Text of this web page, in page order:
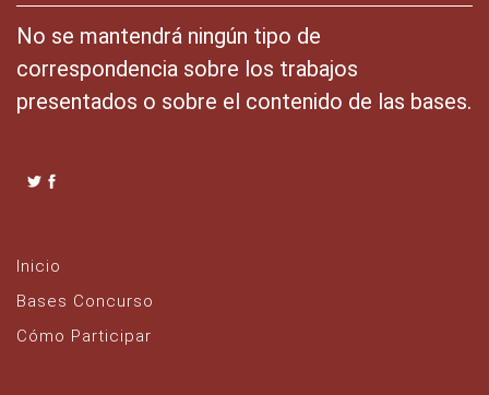
No se mantendrá ningún tipo de
correspondencia sobre los trabajos
presentados o sobre el contenido de las bases.
Inicio
Bases Concurso
Cómo Participar